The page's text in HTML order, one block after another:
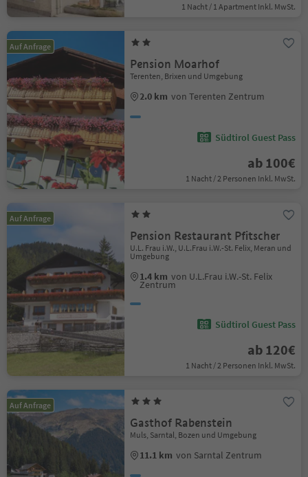
1 Nacht / 1 Apartment Inkl. MwSt.
Auf Anfrage
Pension Moarhof
Terenten, Brixen und Umgebung
2.0 km von Terenten Zentrum
Südtirol Guest Pass
ab 100€
1 Nacht / 2 Personen Inkl. MwSt.
Auf Anfrage
Pension Restaurant Pfitscher
U.L. Frau i.W., U.L.Frau i.W.-St. Felix, Meran und
Umgebung
1.4 km von U.L.Frau i.W.-St. Felix
Zentrum
Südtirol Guest Pass
ab 120€
1 Nacht / 2 Personen Inkl. MwSt.
Auf Anfrage
Gasthof Rabenstein
Muls, Sarntal, Bozen und Umgebung
11.1 km von Sarntal Zentrum